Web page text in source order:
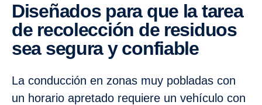
Diseñados para que la tarea
de recolección de residuos
sea segura y confiable
La conducción en zonas muy pobladas con
un horario apretado requiere un vehículo con